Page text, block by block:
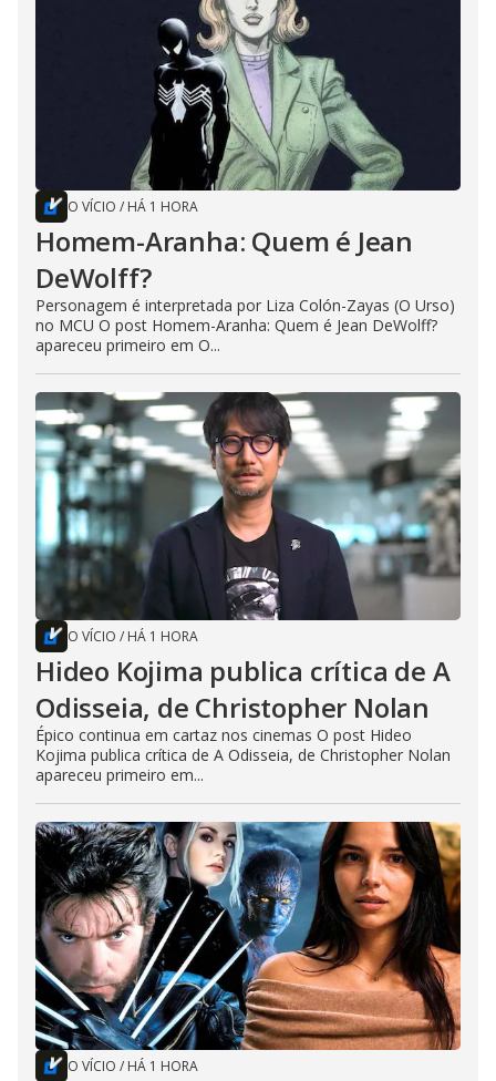
O VÍCIO / HÁ 1 HORA
Homem-Aranha: Quem é Jean
DeWolff?
Personagem é interpretada por Liza Colón-Zayas (O Urso)
no MCU O post Homem-Aranha: Quem é Jean DeWolff?
apareceu primeiro em O...
O VÍCIO / HÁ 1 HORA
Hideo Kojima publica crítica de A
Odisseia, de Christopher Nolan
Épico continua em cartaz nos cinemas O post Hideo
Kojima publica crítica de A Odisseia, de Christopher Nolan
apareceu primeiro em...
O VÍCIO / HÁ 1 HORA